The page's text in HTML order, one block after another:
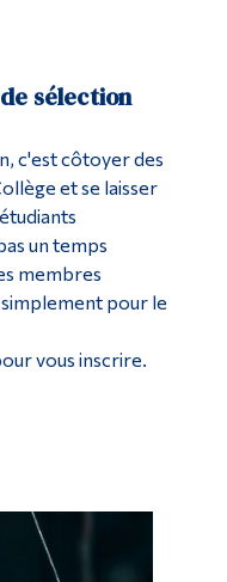
sélection
c'est côtoyer des
et se laisser
un temps
membres
simplement pour le
vous inscrire.